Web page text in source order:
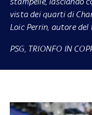
vista dei quarti di
Loic Perrin, autore del
PSG, TRIONFO IN